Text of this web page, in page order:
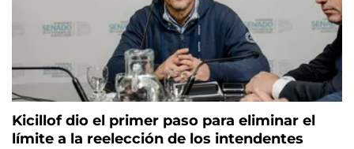
Kicillof dio el primer paso para eliminar el
límite a la reelección de los intendentes